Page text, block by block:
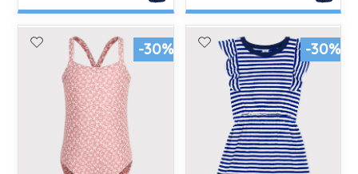
-30% -30%